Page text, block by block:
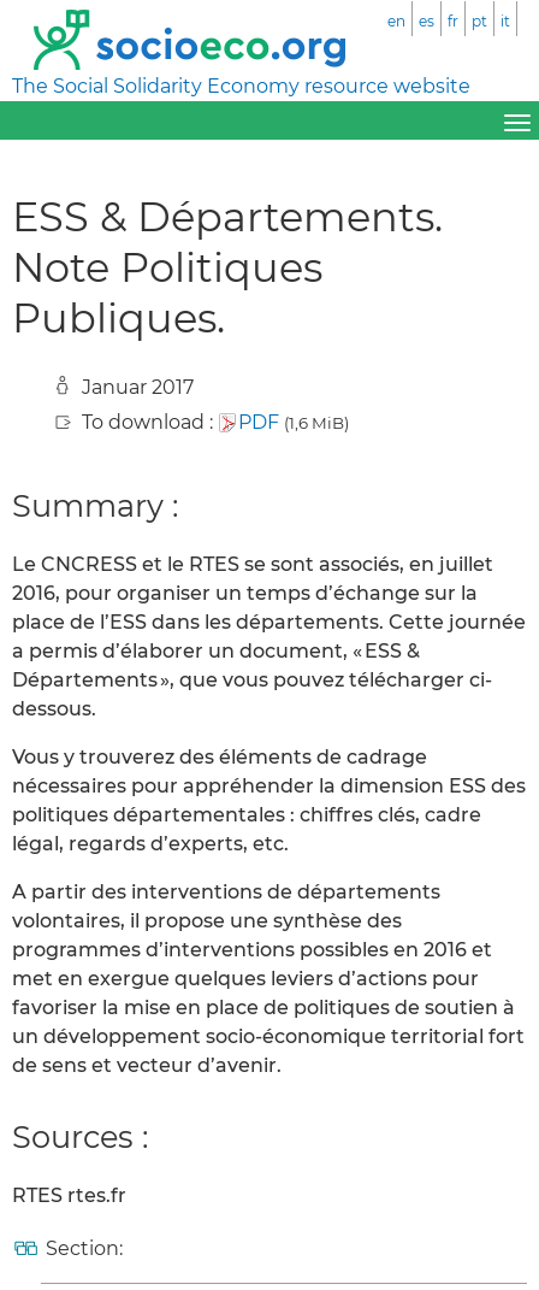
The Social Solidarity Economy resource website
en es fr pt it
ESS & Départements.
Note Politiques
Publiques.
Januar 2017
To download :
PDF (1,6 MiB)
Summary :
Le CNCRESS et le RTES se sont associés, en juillet
2016, pour organiser un temps d’échange sur la
place de l’ESS dans les départements. Cette journée
a permis d’élaborer un document, « ESS &
Départements », que vous pouvez télécharger ci-
dessous.
Vous y trouverez des éléments de cadrage
nécessaires pour appréhender la dimension ESS des
politiques départementales : chiffres clés, cadre
légal, regards d’experts, etc.
A partir des interventions de départements
volontaires, il propose une synthèse des
programmes d’interventions possibles en 2016 et
met en exergue quelques leviers d’actions pour
favoriser la mise en place de politiques de soutien à
un développement socio-économique territorial fort
de sens et vecteur d’avenir.
Sources :
RTES rtes.fr
Section: